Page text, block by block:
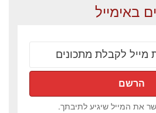
באימייל
את המייל שיגיע לתיבתך.